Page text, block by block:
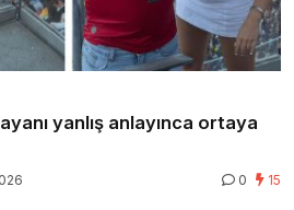
yanlış anlayınca ortaya
0 15